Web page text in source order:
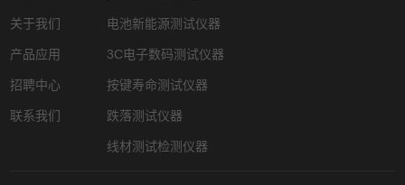
关于我们
产品应用
招聘中心
联系我们
电池新能源测试仪器
3C电子数码测试仪器
按键寿命测试仪器
跌落测试仪器
线材测试检测仪器